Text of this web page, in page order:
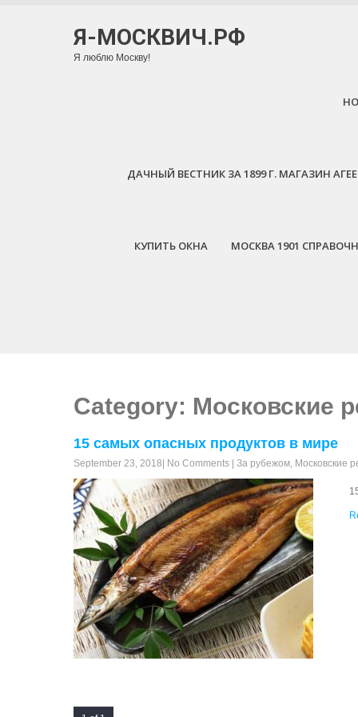
Я-МОСКВИЧ.РФ
Я люблю Москву!
ДАЧНЫЙ ВЕСТНИК ЗА 1899 Г. МАГАЗИН
КУПИТЬ ОКНА МОСКВА 1901
Category: Московские
15 самых опасных продуктов в мире
September 23, 2018 No Comments За рубежом, Московские